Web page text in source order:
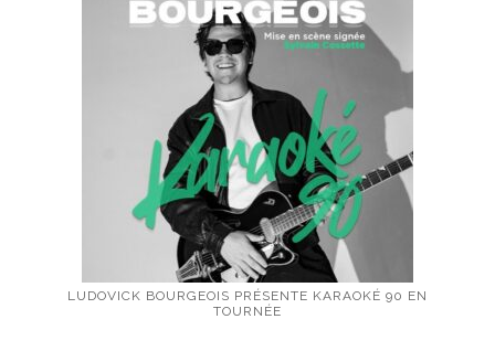
LUDOVICK BOURGEOIS PRÉSENTE KARAOKÉ 90 EN
TOURNÉE